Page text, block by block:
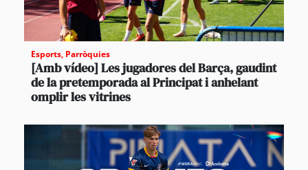
Esports, Parròquies
[Amb vídeo] Les jugadores del Barça, gaudint
de la pretemporada al Principat i anhelant
omplir les vitrines